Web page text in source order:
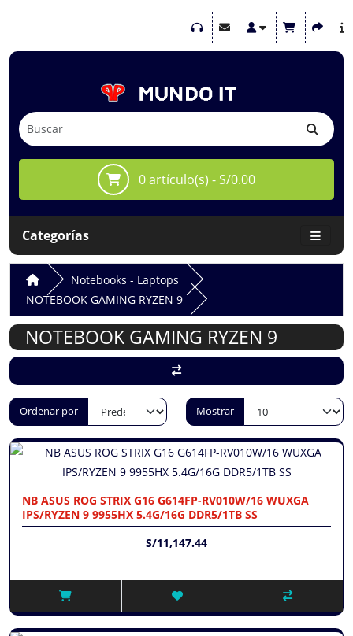
0 artículo(s) - S/0.00
Categorías
Notebooks - Laptops
NOTEBOOK GAMING RYZEN 9
NOTEBOOK GAMING RYZEN 9
Ordenar por Mostrar
NB ASUS ROG STRIX G16 G614FP-RV010W/16 WUXGA
IPS/RYZEN 9 9955HX 5.4G/16G DDR5/1TB SS
S/11,147.44